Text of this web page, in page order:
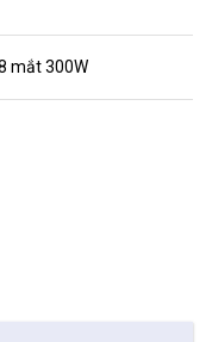
mắt 300W